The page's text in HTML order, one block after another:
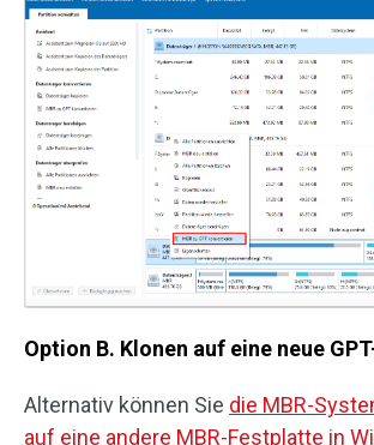
Option B. Klonen auf eine neue
Alternativ können Sie die MBR-
auf eine andere MBR-Festplatte in